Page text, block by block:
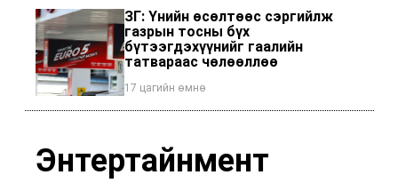
ЗГ: Үнийн өсөлтөөс сэргийлж
газрын тосны бүх
бүтээгдэхүүнийг гаалийн
татвараас чөлөөллөө
17 цагийн өмнө
Энтертайнмент